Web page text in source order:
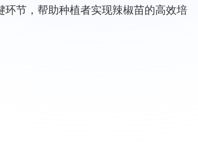
环节，帮助种植者实现辣椒苗的高效培